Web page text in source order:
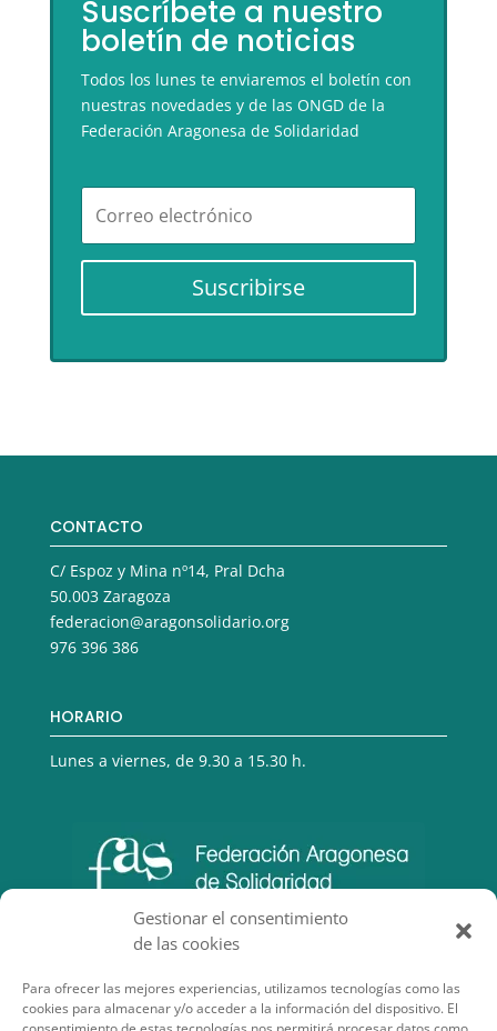
Gestionar el consentimiento
de las cookies
Para ofrecer las mejores experiencias, utilizamos tecnologías como las
cookies para almacenar y/o acceder a la información del dispositivo. El
Suscríbete a nuestro
boletín de noticias
Todos los lunes te enviaremos el boletín con
nuestras novedades y de las ONGD de la
Federación Aragonesa de Solidaridad
Suscribirse
CONTACTO
C/ Espoz y Mina nº14, Pral Dcha
50.003 Zaragoza
federacion@aragonsolidario.org
976 396 386
HORARIO
Lunes a viernes, de 9.30 a 15.30 h.